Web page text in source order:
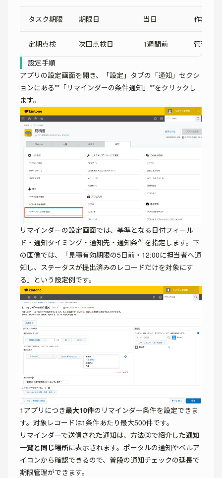
タスク期限 期限日 当日 作業者
定期点検 次回点検日 1週間前
管理者
設定手順
アプリの設定画面を開き、「設定」タブの「通知」セクシ
ョンにある**「リマインダーの条件通知」**をクリックし
ます。
リマインダーの設定画面では、基準となる日付フィール
ド・通知タイミング・通知先・通知条件を指定します。下
の画像では、「見積有効期限の5日前・12:00に担当者へ通
知し、ステータスが提出済みのレコードだけを対象にす
る」という設定例です。
1アプリにつき最大10件のリマインダー条件を設定できま
す。対象レコードは1条件あたり最大500件です。
リマインダーで送信された通知は、方法②で紹介した通知
一覧と同じ場所に表示されます。ポータルの通知やベルア
イコンから確認できるので、普段の通知チェックの延長で
期限管理ができます。